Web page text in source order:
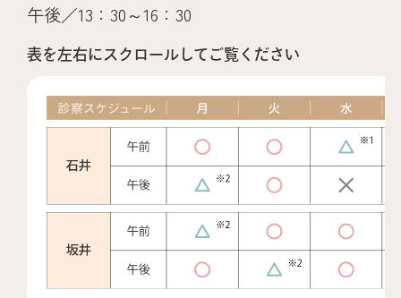
午後／13：30～16：30
表を左右にスクロールしてご覧ください